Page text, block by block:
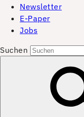
Newsletter
E-Paper
Jobs
Suchen